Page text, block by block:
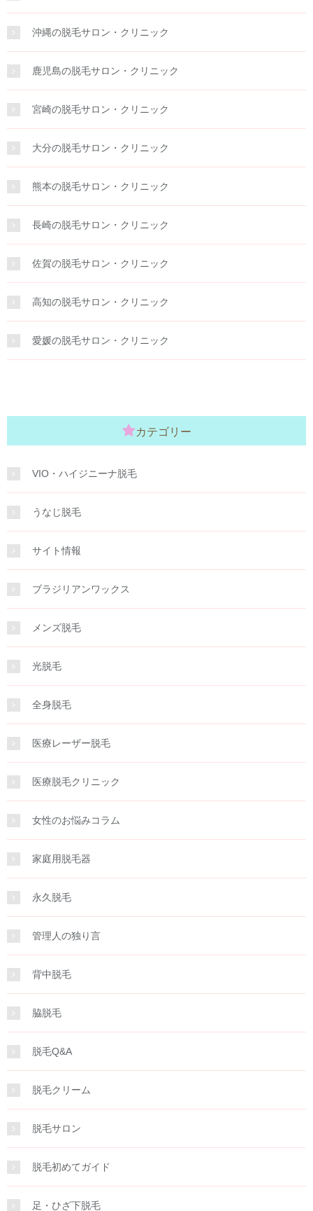
沖縄の脱毛サロン・クリニック
鹿児島の脱毛サロン・クリニック
宮崎の脱毛サロン・クリニック
大分の脱毛サロン・クリニック
熊本の脱毛サロン・クリニック
長崎の脱毛サロン・クリニック
佐賀の脱毛サロン・クリニック
高知の脱毛サロン・クリニック
愛媛の脱毛サロン・クリニック
カテゴリー
VIO・ハイジニーナ脱毛
うなじ脱毛
サイト情報
ブラジリアンワックス
メンズ脱毛
光脱毛
全身脱毛
医療レーザー脱毛
医療脱毛クリニック
女性のお悩みコラム
家庭用脱毛器
永久脱毛
管理人の独り言
背中脱毛
脇脱毛
脱毛Q&A
脱毛クリーム
脱毛サロン
脱毛初めてガイド
足・ひざ下脱毛